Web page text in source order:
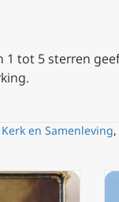
1 tot 5 sterren
Kerk en Samenleving,